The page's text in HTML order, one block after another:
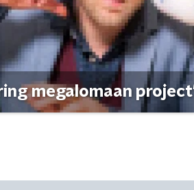
megalomaan